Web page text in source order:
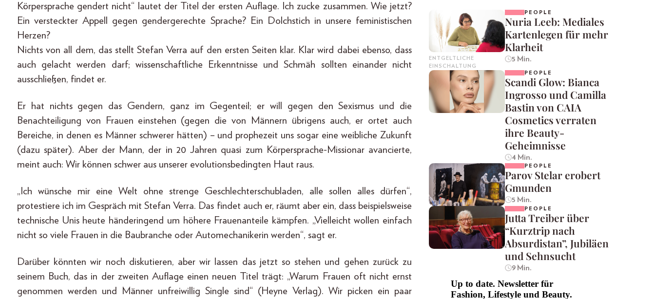
Körpersprache gendert nicht“ lautet der Titel der ersten Auflage. Ich zucke zusammen. Wie jetzt?
Ein versteckter Appell gegen gendergerechte Sprache? Ein Dolchstich in unsere feministischen
Herzen?
Nichts von all dem, das stellt Stefan Verra auf den ersten Seiten klar. Klar wird dabei ebenso, dass
auch gelacht werden darf; wissenschaftliche Erkenntnisse und Schmäh sollten einander nicht
ausschließen, findet er.
Er hat nichts gegen das Gendern, ganz im Gegenteil; er will gegen den Sexismus und die
Benachteiligung von Frauen einstehen (gegen die von Männern übrigens auch, er ortet auch
Bereiche, in denen es Männer schwerer hätten) – und prophezeit uns sogar eine weibliche Zukunft
(dazu später). Aber der Mann, der in 20 Jahren quasi zum Körpersprache-Missionar avancierte,
meint auch: Wir können schwer aus unserer evolutionsbedingten Haut raus.
„Ich wünsche mir eine Welt ohne strenge Geschlechterschubladen, alle sollen alles dürfen“,
protestiere ich im Gespräch mit Stefan Verra. Das findet auch er, räumt aber ein, dass beispielsweise
technische Unis heute händeringend um höhere Frauenanteile kämpfen. „Vielleicht wollen einfach
nicht so viele Frauen in die Baubranche oder Auto­mechanikerin werden“, sagt er.
Darüber könnten wir noch diskutieren, aber wir lassen das jetzt so stehen und gehen zurück zu
seinem Buch, das in der zweiten Auflage einen neuen Titel trägt: „Warum Frauen oft nicht ernst
genommen werden und Männer unfreiwillig Single sind“ (Heyne Verlag). Wir picken ein paar
ENTGELTLICHE
EINSCHALTUNG
PEOPLE
Nuria Leeb: Mediales
Kartenlegen für mehr
Klarheit
5 Min.
PEOPLE
Scandi Glow: Bianca
Ingrosso und Camilla
Bastin von CAIA
Cosmetics verraten
ihre Beauty-
Geheimnisse
4 Min.
PEOPLE
Parov Stelar erobert
Gmunden
5 Min.
PEOPLE
Jutta Treiber über
“Kurztrip nach
Absurdistan”, Jubiläen
und Sehnsucht
9 Min.